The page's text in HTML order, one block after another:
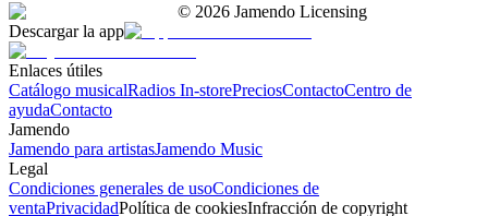
© 2026 Jamendo Licensing
Descargar la app
Enlaces útiles
Catálogo musicalRadios In-storePreciosContactoCentro de
ayudaContacto
Jamendo
Jamendo para artistasJamendo Music
Legal
Condiciones generales de usoCondiciones de
ventaPrivacidadPolítica de cookiesInfracción de copyright